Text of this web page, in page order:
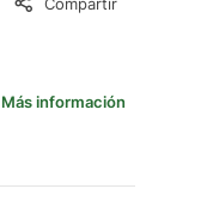
Más información